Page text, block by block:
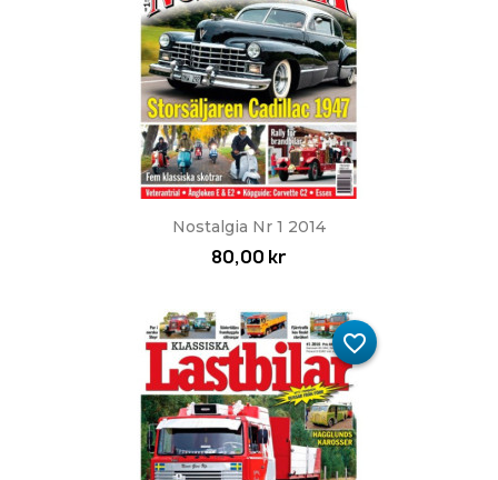
Nostalgia Nr 1 2014
80,00 kr
favorite_border